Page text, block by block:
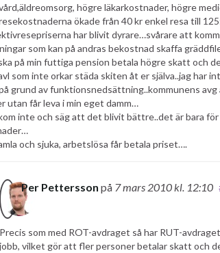
högre läkarkostnader, högre
ökade från 40 kr enkel resa till
har blivit dyrare…svårare att
som kan på andras bekostnad skaffa
på min futtiga pension betala högre skatt och
som inte orkar städa skiten åt er själva..jag
grund av funktionsnedsättning..kommunens
utan får leva i min eget damm…
inte och säg att det blivit bättre..det är bara
och sjuka, arbetslösa får betala priset….
Per Pettersson på 7 mars 2010kl. 12:10
Precis som med ROT-avdraget så har RUT-
jobb, vilket gör att fler personer betalar skatt och